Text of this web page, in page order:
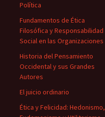
Política
Fundamentos de Ética
Filosófica y Responsabilidad
Social en las Organizaciones
Historia del Pensamiento
Occidental y sus Grandes
Autores
El juicio ordinario
Ética y Felicidad: Hedonismo,